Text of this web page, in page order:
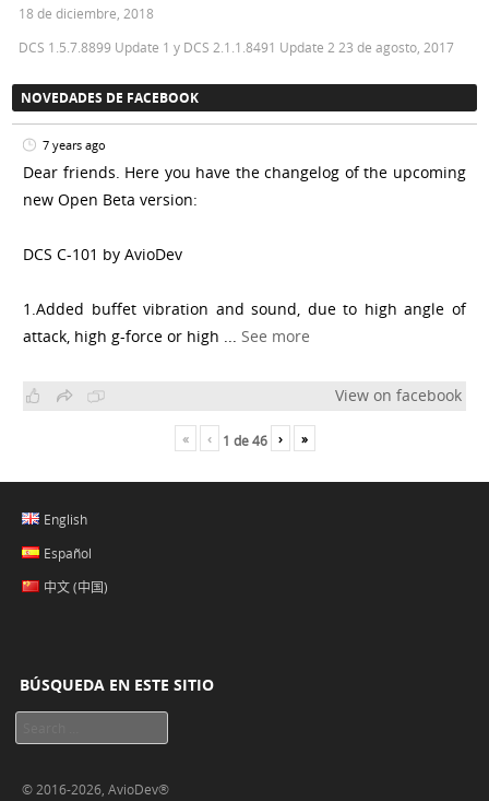
18 de diciembre, 2018
DCS 1.5.7.8899 Update 1 y DCS 2.1.1.8491 Update 2 23 de agosto, 2017
NOVEDADES DE FACEBOOK
7 years ago
Dear friends. Here you have the changelog of the upcoming
new Open Beta version:
DCS C-101 by AvioDev
1.Added buffet vibration and sound, due to high angle of
attack, high g-force or high ...See more
View on facebook
« ‹ 1 de46 › »
English
Español
中文 (中国)
BÚSQUEDA EN ESTE SITIO
© 2016-2026, AvioDev®